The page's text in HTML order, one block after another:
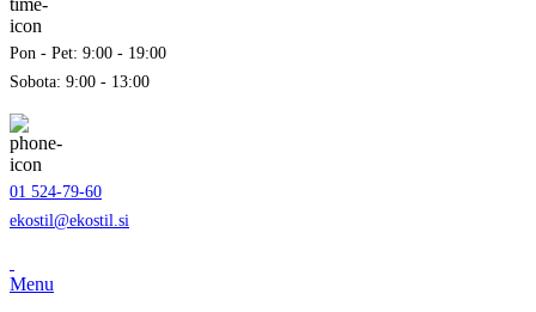
Pon - Pet: 9:00 - 19:00
Sobota: 9:00 - 13:00
01 524-79-60
ekostil@ekostil.si
Menu